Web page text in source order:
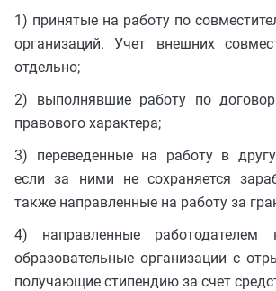
1) принятые на работу по
организаций. Учет внешних
отдельно;
2) выполнявшие работу по
правового характера;
3) переведенные на работу в
если за ними не сохраняется
также направленные на работу за
4) направленные
образовательные организации с
получающие стипендию за счет